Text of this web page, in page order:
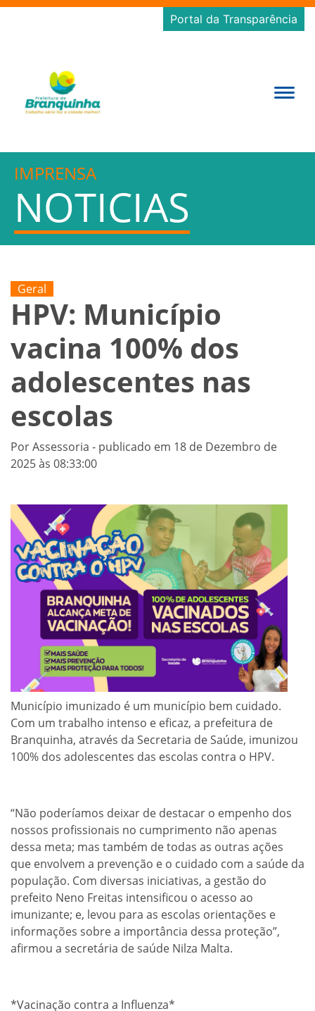
Portal da Transparência
IMPRENSA
NOTICIAS
Geral
HPV: Município
vacina 100% dos
adolescentes nas
escolas
Por Assessoria - publicado em 18 de Dezembro de
2025 às 08:33:00
Município imunizado é um município bem cuidado.
Com um trabalho intenso e eficaz, a prefeitura de
Branquinha, através da Secretaria de Saúde, imunizou
100% dos adolescentes das escolas contra o HPV.
“Não poderíamos deixar de destacar o empenho dos
nossos profissionais no cumprimento não apenas
dessa meta; mas também de todas as outras ações
que envolvem a prevenção e o cuidado com a saúde da
população. Com diversas iniciativas, a gestão do
prefeito Neno Freitas intensificou o acesso ao
imunizante; e, levou para as escolas orientações e
informações sobre a importância dessa proteção”,
afirmou a secretária de saúde Nilza Malta.
*Vacinação contra a Influenza*